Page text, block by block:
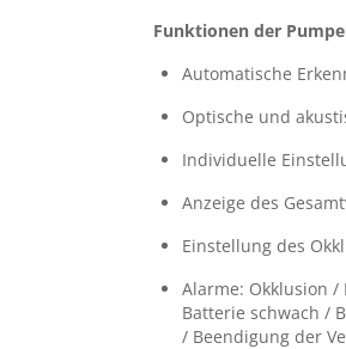
Funktionen der
Automatische
Optische und
Individuelle
Anzeige des
Einstellung des
Alarme: Okklusion
Batterie schwach /
/ Beendigung der